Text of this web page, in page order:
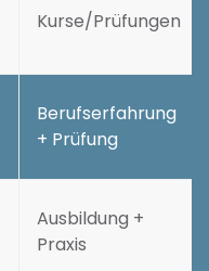
Kurse/Prüfungen
Berufserfahrung
+ Prüfung
Ausbildung +
Praxis